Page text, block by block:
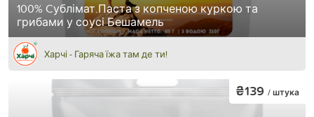
100% Cублімат.Паста з копченою куркою та
грибами у соусі Бешамель
Харчі - Гаряча їжа там де ти!
₴139 / штука